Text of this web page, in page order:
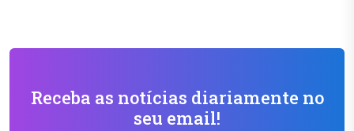
Receba as notícias diariamente no
seu email!